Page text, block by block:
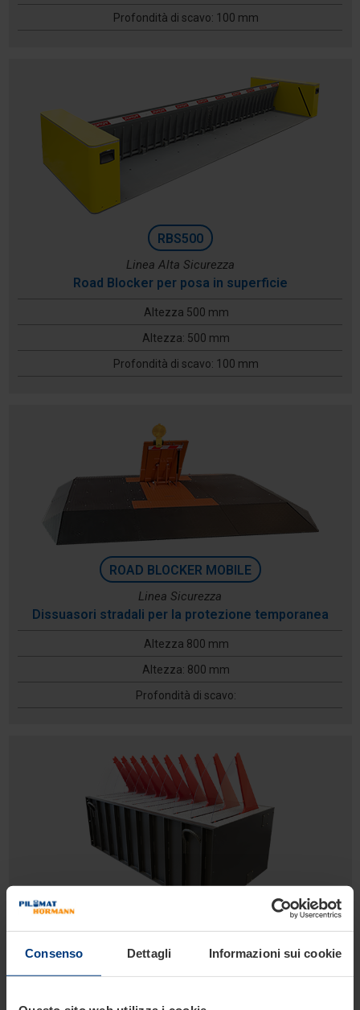
Consenso Dettagli Informazioni sui cookie
Profondità di scavo: 100 mm
RBS500
Linea Alta Sicurezza
Road Blocker per posa in superficie
Altezza 500 mm
Altezza: 500 mm
Profondità di scavo: 100 mm
ROAD BLOCKER MOBILE
Linea Sicurezza
Dissuasori stradali per la protezione temporanea
Altezza 800 mm
Altezza: 800 mm
Profondità di scavo:
Linea Alta Sicurezza
Tyre Killer meccanico fora-pneumatici per veicoli